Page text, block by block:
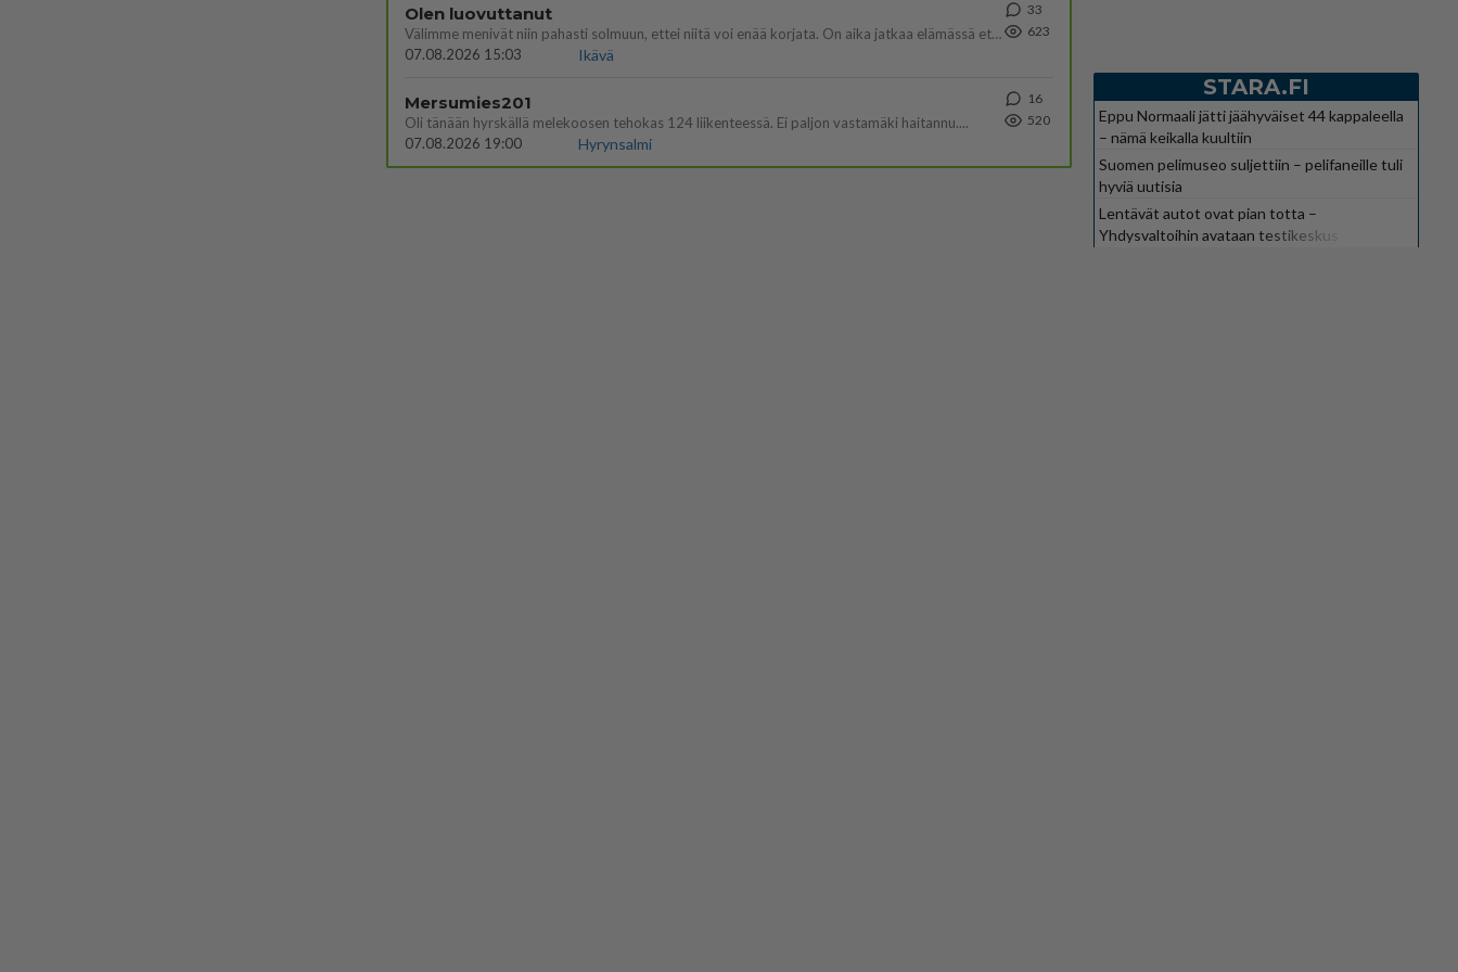
Olen luovuttanut
Välimme menivät niin pahasti solmuun, ettei niitä voi enää korjata. On aika jatkaa elämässä eteenpäin. Toivon sulle kaik
07.08.2026 15:03
Ikävä
33
623
Mersumies201
Oli tänään hyrskällä melekoosen tehokas 124 liikenteessä. Ei paljon vastamäki haitannu....
07.08.2026 19:00
Hyrynsalmi
16
520
STARA.FI
Eppu Normaali jätti jäähyväiset 44 kappaleella
– nämä keikalla kuultiin
Suomen pelimuseo suljettiin – pelifaneille tuli
hyviä uutisia
Lentävät autot ovat pian totta –
Yhdysvaltoihin avataan testikeskus